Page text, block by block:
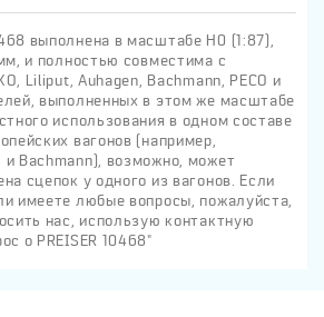
выполнена в масштабе H0 (1:87),
и полностью совместима с
Liliput, Auhagen, Bachmann, PECO и
выполненных в этом же масштабе
использования в одном составе
вагонов (например,
и Bachmann), возможно, может
сцепок у одного из вагонов. Если
имеете любые вопросы, пожалуйста,
нас, использую контактную
о PREISER 10468"